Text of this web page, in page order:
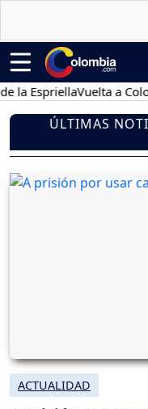
Vuelta a Colombia
ÚLTIMAS
ACTUALIDAD